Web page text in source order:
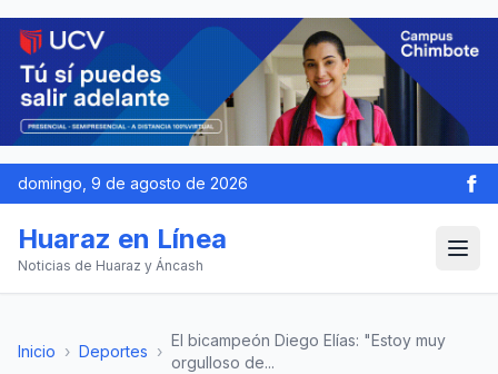
domingo, 9 de agosto de 2026
Huaraz en Línea
Noticias de Huaraz y Áncash
Inicio › Deportes ›
El bicampeón Diego Elías: "Estoy muy
orgulloso de...